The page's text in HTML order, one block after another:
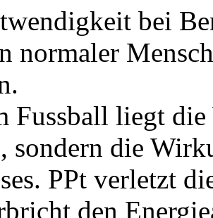
bei
normaler
Fussball liegt
sondern die
PPt verletzt
den